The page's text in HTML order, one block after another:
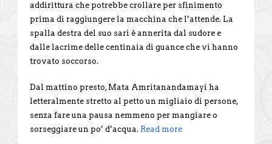
addirittura che potrebbe crollare per sfinimento
prima di raggiungere la macchina che l’attende. La
spalla destra del suo sari è annerita dal sudore e
dalle lacrime delle centinaia di guance che vi hanno
trovato soccorso.
Dal mattino presto, Mata Amritanandamayi ha
letteralmente stretto al petto un migliaio di persone,
senza fare una pausa nemmeno per mangiare o
sorseggiare un po’ d’acqua. Read more